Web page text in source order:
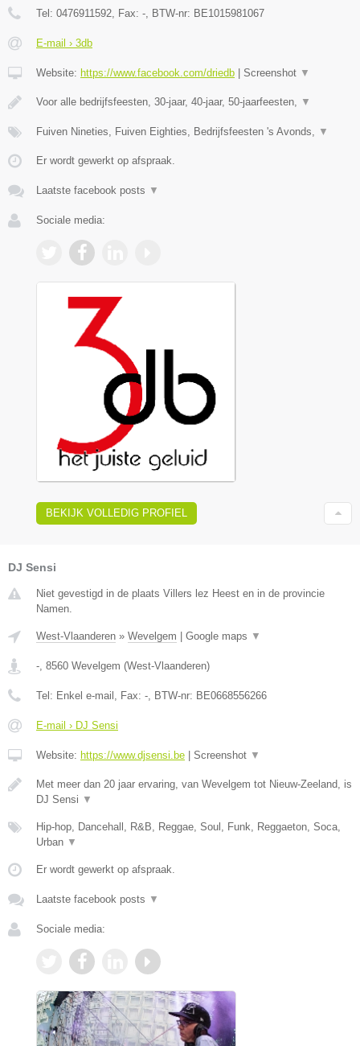
Tel: 0476911592 , Fax: - , BTW-nr: BE1015981067
E-mail › 3db
Website: https://www.facebook.com/driedb Screenshot ▼
Voor alle bedrijfsfeesten, 30-jaar, 40-jaar, 50-jaarfeesten, ▼
Fuiven Nineties, Fuiven Eighties, Bedrijfsfeesten 's Avonds, ▼
Er wordt gewerkt op afspraak.
Laatste facebook posts ▼
Sociale media:
BEKIJK VOLLEDIG PROFIEL
DJ Sensi
Niet gevestigd in de plaats Villers lez Heest en in de provincie
Namen.
West-Vlaanderen » Wevelgem Google maps ▼
- 8560 Wevelgem (West-Vlaanderen)
Tel: Enkel e-mail , Fax: - , BTW-nr: BE0668556266
E-mail › DJ Sensi
Website: https://www.djsensi.be Screenshot ▼
Met meer dan 20 jaar ervaring, van Wevelgem tot Nieuw-Zeeland, is
DJ Sensi ▼
Hip-hop, Dancehall, R&B, Reggae, Soul, Funk, Reggaeton, Soca,
Urban ▼
Er wordt gewerkt op afspraak.
Laatste facebook posts ▼
Sociale media: